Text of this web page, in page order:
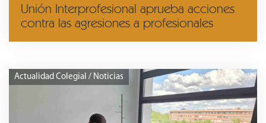
Unión Interprofesional aprueba acciones
contra las agresiones a profesionales
Actualidad Colegial / Noticias